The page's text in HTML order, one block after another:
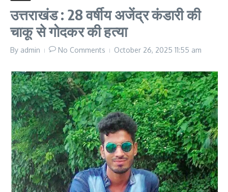
उत्तराखंड : 28 वर्षीय अजेंद्र कंडारी की
चाकू से गोदकर की हत्या
By admin No Comments October 26, 2025 11:55 am